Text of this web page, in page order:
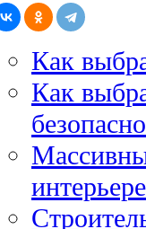
Как
Как
интерьере